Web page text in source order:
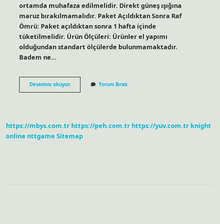
ortamda muhafaza edilmelidir. Direkt güneş ışığına
maruz bırakılmamalıdır. Paket Açıldıktan Sonra Raf
Ömrü: Paket açıldıktan sonra 1 hafta içinde
tüketilmelidir. Ürün Ölçüleri: Ürünler el yapımı
olduğundan standart ölçülerde bulunmamaktadır.
Badem ne…
Devamını okuyunBadem
Şekeri
Yorum Bırak
https://mbys.com.tr https://peh.com.tr https://yuv.com.tr knight
online nttgame Sitemap